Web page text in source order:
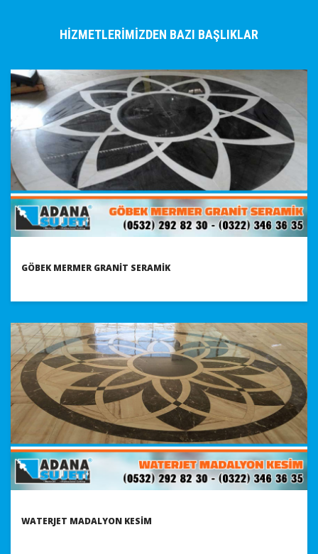
HİZMETLERİMİZDEN BAZI BAŞLIKLAR
GÖBEK MERMER GRANIT SERAMIK
WATERJET MADALYON KESIM